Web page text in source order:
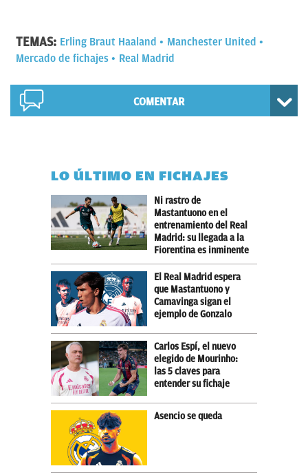
TEMAS: Erling Braut Haaland
Manchester United
Mercado de fichajes
Real Madrid
COMENTAR
LO ÚLTIMO EN FICHAJES
Ni rastro de
Mastantuono en el
entrenamiento del Real
Madrid: su llegada a la
Fiorentina es inminente
El Real Madrid espera
que Mastantuono y
Camavinga sigan el
ejemplo de Gonzalo
Carlos Espí, el nuevo
elegido de Mourinho:
las 5 claves para
entender su fichaje
Asencio se queda